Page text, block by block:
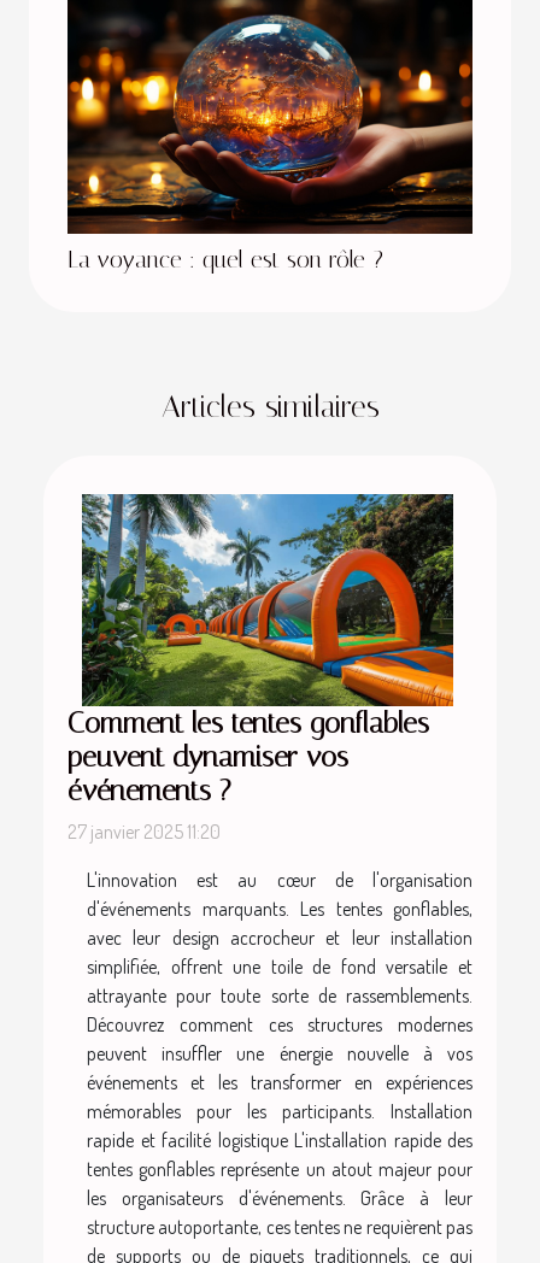
La voyance : quel est son rôle ?
Articles similaires
Comment les tentes gonflables
peuvent dynamiser vos
événements ?
27 janvier 2025 11:20
L'innovation est au cœur de l'organisation
d'événements marquants. Les tentes gonflables,
avec leur design accrocheur et leur installation
simplifiée, offrent une toile de fond versatile et
attrayante pour toute sorte de rassemblements.
Découvrez comment ces structures modernes
peuvent insuffler une énergie nouvelle à vos
événements et les transformer en expériences
mémorables pour les participants. Installation
rapide et facilité logistique L'installation rapide des
tentes gonflables représente un atout majeur pour
les organisateurs d'événements. Grâce à leur
structure autoportante, ces tentes ne requièrent pas
de supports ou de piquets traditionnels, ce qui